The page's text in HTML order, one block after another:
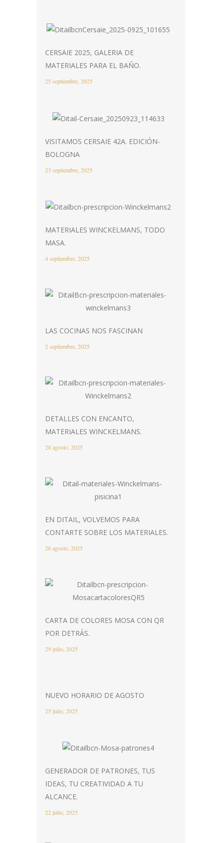
CERSAIE 2025, GALERIA DE
MATERIALES PARA EL BAÑO.
25 septiembre, 2025
VISITAMOS CERSAIE 42A. EDICIÓN-
BOLOGNA
23 septiembre, 2025
MATERIALES WINCKELMANS, TODO
MASA.
4 septiembre, 2025
LAS COCINAS NOS FASCINAN
2 septiembre, 2025
DETALLES CON ENCANTO,
MATERIALES WINCKELMANS.
28 agosto, 2025
EN DITAIL, VOLVEMOS PARA
CONTARTE SOBRE LOS MATERIALES.
26 agosto, 2025
CARTA DE COLORES MOSA CON QR
POR DETRÁS.
29 julio, 2025
NUEVO HORARIO DE AGOSTO
25 julio, 2025
GENERADOR DE PATRONES, TUS
IDEAS, TU CREATIVIDAD A TU
ALCANCE.
22 julio, 2025